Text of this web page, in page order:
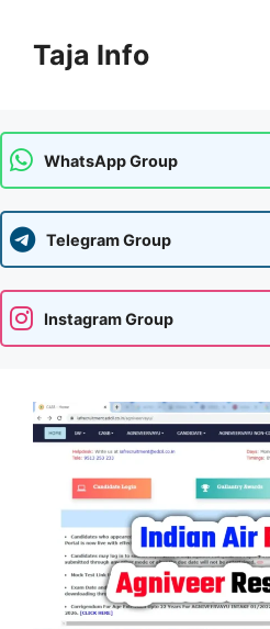
contentTaja Info
WhatsApp Group
Telegram Group
Instagram Group